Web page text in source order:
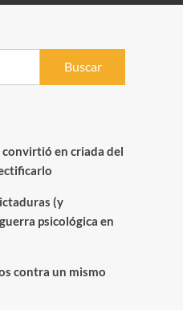
en criada del
(y
psicológica en
contra un mismo